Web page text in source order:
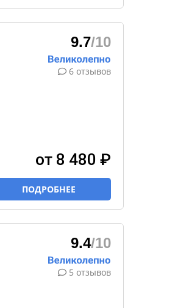
9.7/10
6 отзывов
от 8 480 ₽
ПОДРОБНЕЕ
9.4/10
5 отзывов